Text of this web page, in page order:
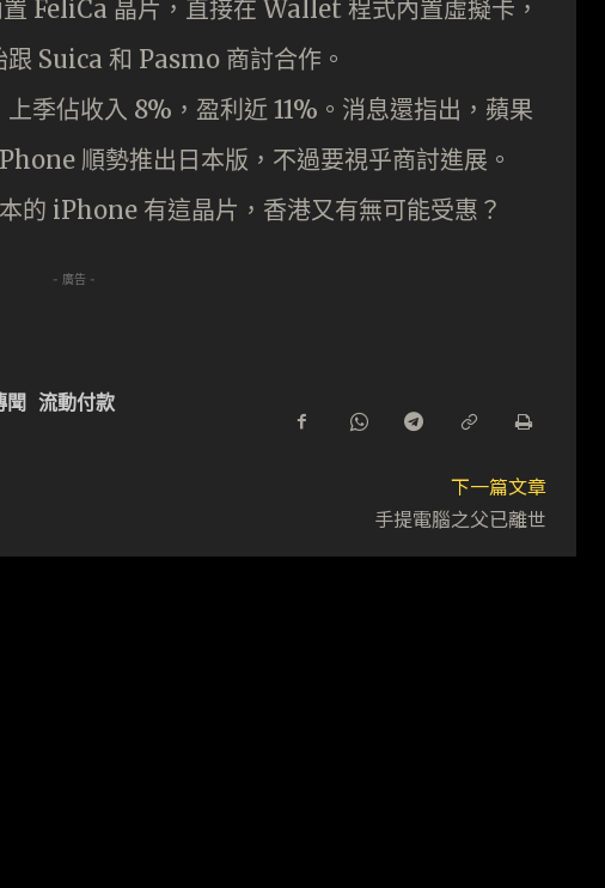
FeliCa 晶片，直接在 Wallet 程式內置虛擬卡，
Suica 和 Pasmo 商討合作。
季佔收入 8%，盈利近 11%。消息還指出，蘋果
順勢推出日本版，不過要視乎商討進展。
的 iPhone 有這晶片，香港又有無可能受惠？
- 廣告 -
聞 流動付款
下一篇文章
手提電腦之父已離世